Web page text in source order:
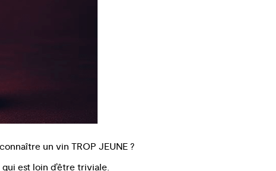
un vin TROP JEUNE ?
qui est loin d’être triviale.